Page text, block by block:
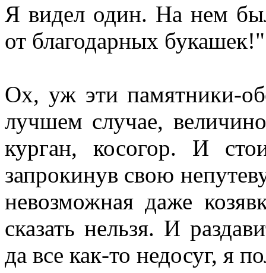
Я видел один. На нем
от благодарных букашек!"
Ох, уж эти памятники-
лучшем случае,
курган, косогор. И
запрокинув свою
невозможная даже
сказать нельзя. И
да все как-то недосуг, я